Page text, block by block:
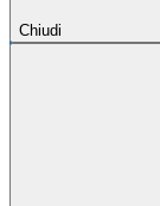
Chiudi